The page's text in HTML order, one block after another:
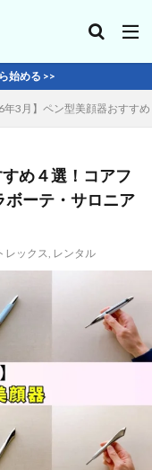
始める >>
年3月】ペン型美顔器おすす
め４選！コアフ
ボーテ・サロニア
レックス, レンタル